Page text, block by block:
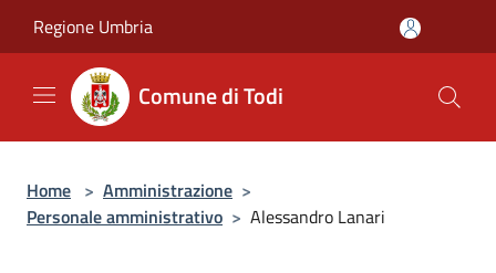
Regione Umbria
Comune di Todi
Home > Amministrazione >
Personale amministrativo > Alessandro Lanari